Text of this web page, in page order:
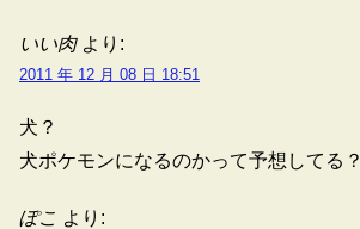
いい肉 より:
2011 年 12 月 08 日 18:51
犬？
犬ポケモンになるのかって予想してる？
ぽこ より: